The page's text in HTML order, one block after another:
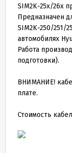
Новости
SIM2K-25x/26x
Предназначен
SIM2K-250/251/
автомобилях
Работа
подготовки).
ВНИМАНИЕ!
плате.
Стоимость